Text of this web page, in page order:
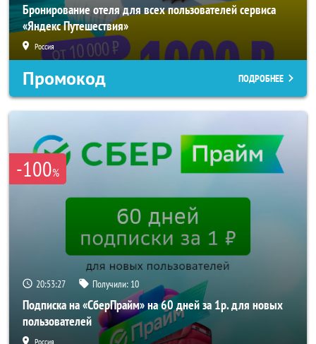
Бронирование отеля для всех пользователей сервиса
«Яндекс Путешествия»
Россия
Промокод ПОДРОБНЕЕ
-100%
20:53:25 Получили: 10
Подписка на «СберПрайм» на 60 дней за 1р. для новых
пользователей
Россия